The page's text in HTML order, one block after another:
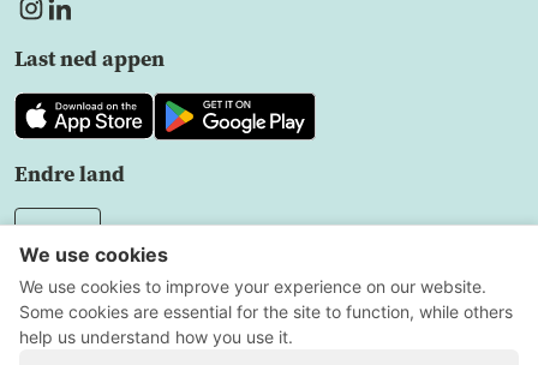
Last ned appen
Endre land
Sekretesspolicy Användarvillkor